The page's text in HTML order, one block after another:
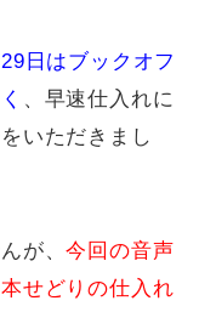
日はブックオフ
、早速仕入れに
いただきまし
が、今回の音声
せどりの仕入れ